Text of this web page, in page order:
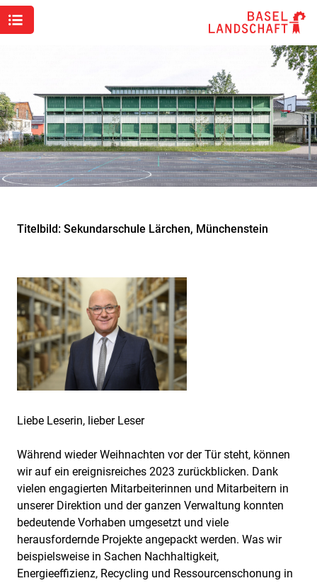
Titelbild: Sekundarschule Lärchen, Münchenstein
Liebe Leserin, lieber Leser
Während wieder Weihnachten vor der Tür steht, können
wir auf ein ereignisreiches 2023 zurückblicken. Dank
vielen engagierten Mitarbeiterinnen und Mitarbeitern in
unserer Direktion und der ganzen Verwaltung konnten
bedeutende Vorhaben umgesetzt und viele
herausfordernde Projekte angepackt werden. Was wir
beispielsweise in Sachen Nachhaltigkeit,
Energieeffizienz, Recycling und Ressourcenschonung in